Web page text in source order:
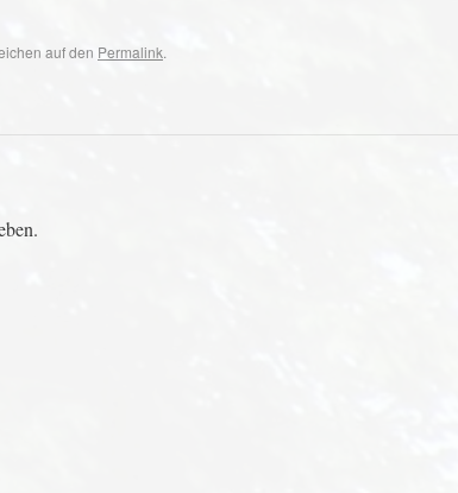
auf den Permalink.